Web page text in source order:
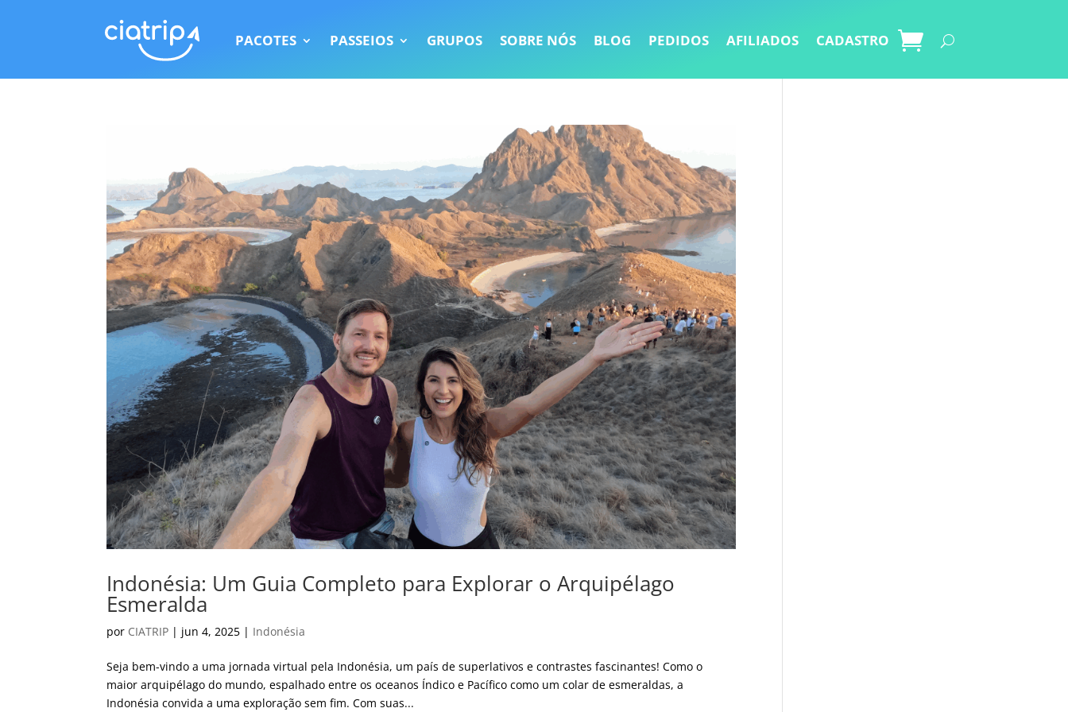
PACOTES PASSEIOS GRUPOS SOBRE NÓS BLOG PEDIDOS AFILIADOS CADASTRO
Indonésia: Um Guia Completo para Explorar o Arquipélago
Esmeralda
por CIATRIP | jun 4, 2025 | Indonésia
Seja bem-vindo a uma jornada virtual pela Indonésia, um país de superlativos e contrastes fascinantes! Como o
maior arquipélago do mundo, espalhado entre os oceanos Índico e Pacífico como um colar de esmeraldas, a
Indonésia convida a uma exploração sem fim. Com suas...